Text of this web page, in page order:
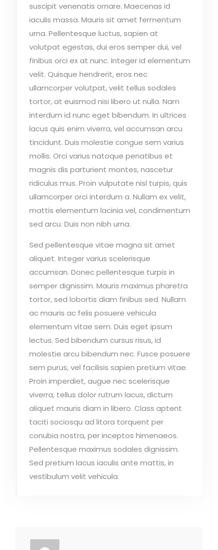
suscipit venenatis ornare. Maecenas id
iaculis massa. Mauris sit amet fermentum
urna. Pellentesque luctus, sapien at
volutpat egestas, dui eros semper dui, vel
finibus orci ex at nunc. Integer id elementum
velit. Quisque hendrerit, eros nec
ullamcorper volutpat, velit tellus sodales
tortor, at euismod nisi libero ut nulla. Nam
interdum id nunc eget bibendum. In ultrices
lacus quis enim viverra, vel accumsan arcu
tincidunt. Duis molestie congue sem varius
mollis. Orci varius natoque penatibus et
magnis dis parturient montes, nascetur
ridiculus mus. Proin vulputate nisl turpis, quis
ullamcorper orci interdum a. Nullam ex velit,
mattis elementum lacinia vel, condimentum
sed arcu. Duis non nibh urna.
Sed pellentesque vitae magna sit amet
aliquet. Integer varius scelerisque
accumsan. Donec pellentesque turpis in
semper dignissim. Mauris maximus pharetra
tortor, sed lobortis diam finibus sed. Nullam
ac mauris ac felis posuere vehicula
elementum vitae sem. Duis eget ipsum
lectus. Sed bibendum cursus risus, id
molestie arcu bibendum nec. Fusce posuere
sem purus, vel facilisis sapien pretium vitae.
Proin imperdiet, augue nec scelerisque
viverra, tellus dolor rutrum lacus, dictum
aliquet mauris diam in libero. Class aptent
taciti sociosqu ad litora torquent per
conubia nostra, per inceptos himenaeos.
Pellentesque maximus sodales dignissim.
Sed pretium lacus iaculis ante mattis, in
vestibulum velit vehicula.